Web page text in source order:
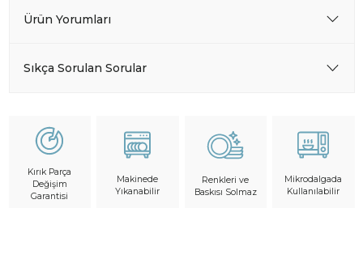
Ürün Yorumları
Sıkça Sorulan Sorular
Kırık Parça
Değişim
Garantisi
Makinede
Yıkanabilir
Renkleri ve
Baskısı Solmaz
Mikrodalgada
Kullanılabilir